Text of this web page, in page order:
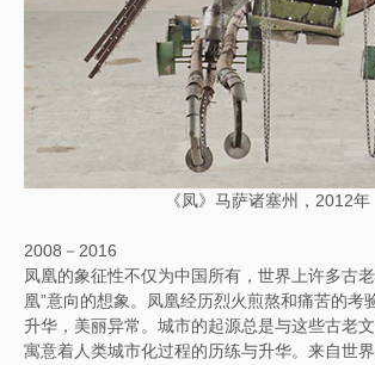
《凤》马萨诸塞州，2012年
2008－2016
凤凰的象征性不仅为中国所有，世界上许多古
凰”意向的想象。凤凰经历烈火煎熬和痛苦的考
升华，美丽异常。城市的起源总是与这些古老文
寓意着人类城市化过程的历练与升华。来自世